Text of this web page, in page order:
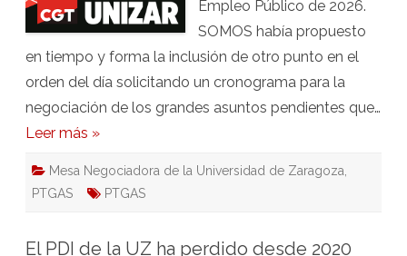
Empleo Público de 2026.
SOMOS había propuesto
en tiempo y forma la inclusión de otro punto en el
orden del día solicitando un cronograma para la
negociación de los grandes asuntos pendientes que…
Leer más »
Mesa Negociadora de la Universidad de Zaragoza
PTGAS
PTGAS
El PDI de la UZ ha perdido desde 2020